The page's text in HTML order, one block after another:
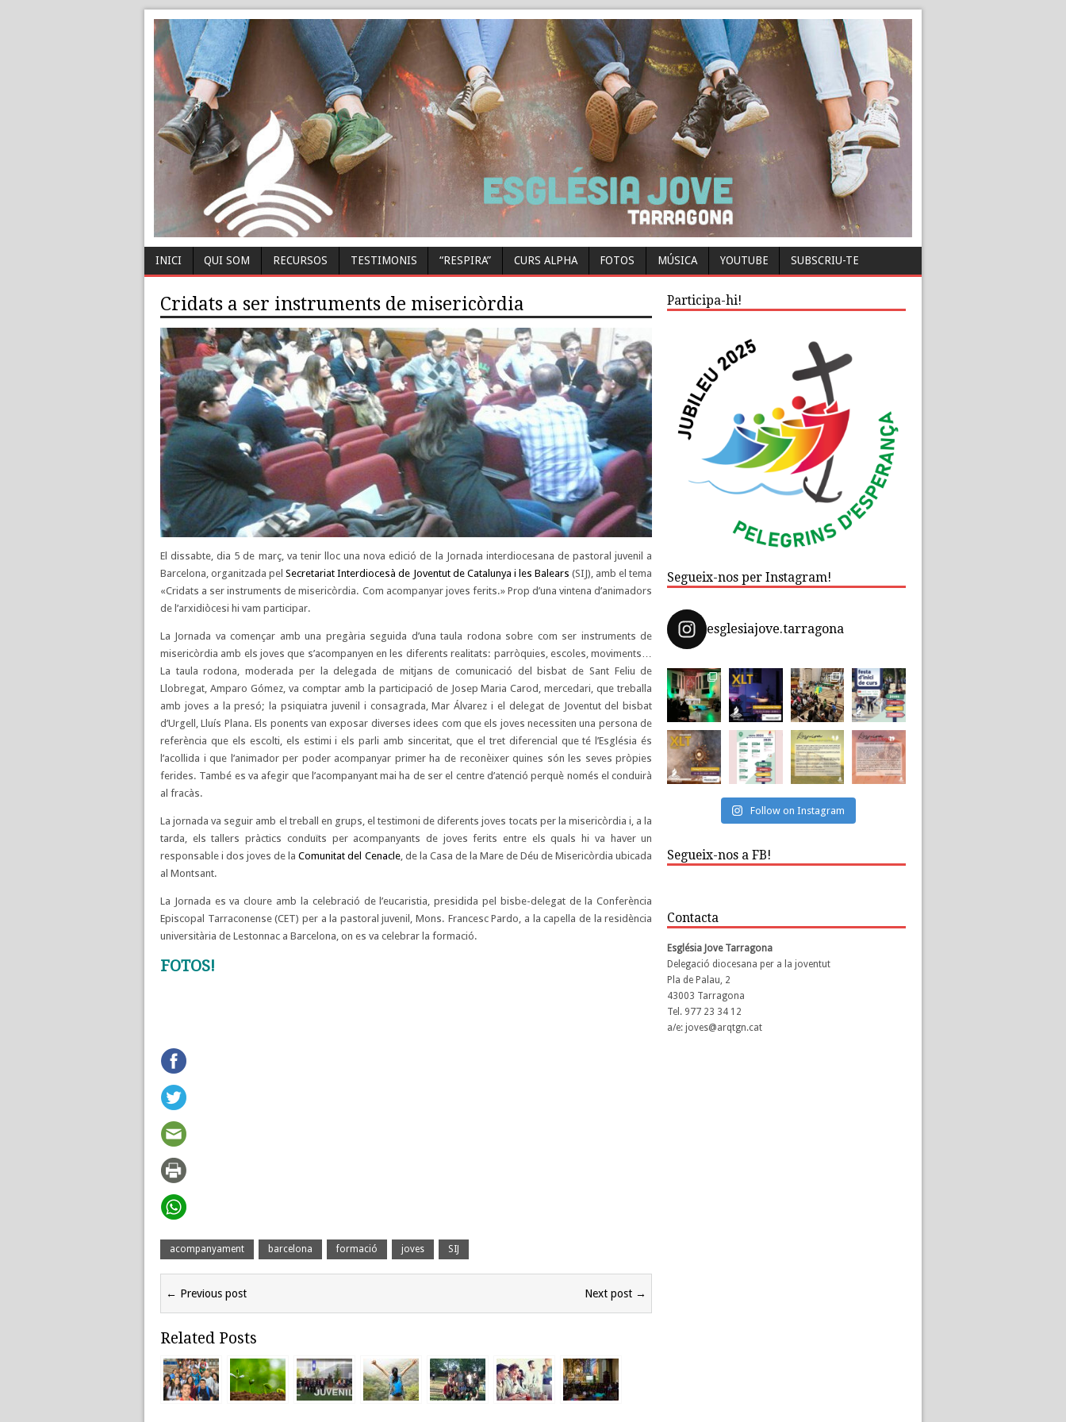
INICI QUI SOM RECURSOS TESTIMONIS “RESPIRA” CURS ALPHA FOTOS MÚSICA YOUTUBE SUBSCRIU-TE
Cridats a ser instruments de misericòrdia
El dissabte, dia 5 de març, va tenir lloc una nova edició de la Jornada interdiocesana de pastoral juvenil a
Barcelona, organitzada pelSecretariat Interdiocesà de Joventut de Catalunya i les Balears(SIJ), amb el tema
«Cridats a ser instruments de misericòrdia. Com acompanyar joves ferits.» Prop d’una vintena d’animadors
de l’arxidiòcesi hi vam participar.
La Jornada va començar amb una pregària seguida d’una taula rodona sobre com ser instruments de
misericòrdia amb els joves que s’acompanyen en les diferents realitats: parròquies, escoles, moviments…
La taula rodona, moderada per la delegada de mitjans de comunicació del bisbat de Sant Feliu de
Llobregat, Amparo Gómez, va comptar amb la participació de Josep Maria Carod, mercedari, que treballa
amb joves a la presó; la psiquiatra juvenil i consagrada, Mar Álvarez i el delegat de Joventut del bisbat
d’Urgell, Lluís Plana. Els ponents van exposar diverses idees com que els joves necessiten una persona de
referència que els escolti, els estimi i els parli amb sinceritat, que el tret diferencial que té l’Església és
l’acollida i que l’animador per poder acompanyar primer ha de reconèixer quines són les seves pròpies
ferides. També es va afegir que l’acompanyant mai ha de ser el centre d’atenció perquè només el conduirà
al fracàs.
La jornada va seguir amb el treball en grups, el testimoni de diferents joves tocats per la misericòrdia i, a la
tarda, els tallers pràctics conduïts per acompanyants de joves ferits entre els quals hi va haver un
responsable i dos joves de laComunitat del Cenacle, de la Casa de la Mare de Déu de Misericòrdia ubicada
al Montsant.
La Jornada es va cloure amb la celebració de l’eucaristia, presidida pel bisbe-delegat de la Conferència
Episcopal Tarraconense (CET) per a la pastoral juvenil, Mons. Francesc Pardo, a la capella de la residència
universitària de Lestonnac a Barcelona, on es va celebrar la formació.
FOTOS!
acompanyament barcelona formació joves SIJ
← Previous post Next post →
Related Posts
Participa-hi!
Segueix-nos per Instagram!
esglesiajove.tarragona
Follow on Instagram
Segueix-nos a FB!
Contacta
Església Jove Tarragona
Delegació diocesana per a la joventut
Pla de Palau, 2
43003 Tarragona
Tel. 977 23 34 12
a/e: joves@arqtgn.cat